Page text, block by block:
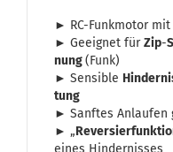
► RC-​Funkmotor mit
► Ge­eig­net fürZip-
nung(Funk)
► Sen­si­ble
tung
► Sanf­tes An­lau­fen
► „
eines Hin­der­nis­ses